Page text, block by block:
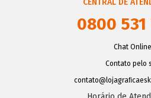
0800 531
Chat Online
Contato pelo